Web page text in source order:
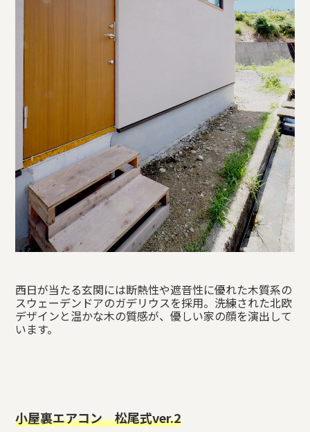
西日が当たる玄関には断熱性や遮音性に優れた木質系の
スウェーデンドアのガデリウスを採用。洗練された北欧
デザインと温かな木の質感が、優しい家の顔を演出して
います。
小屋裏エアコン 松尾式ver.2